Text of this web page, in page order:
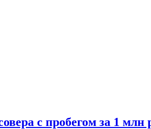
с пробегом за 1 млн